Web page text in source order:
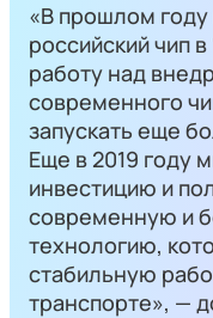
«В прошлом
российский чип
работу над
современного
запускать еще
Еще в 2019 году
инвестицию и
современную и
технологию,
стабильную
транспорте», —